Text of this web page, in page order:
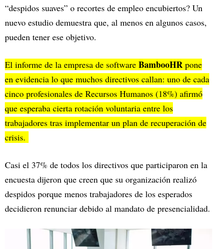
“despidos suaves” o recortes de empleo encubiertos? Un
nuevo estudio demuestra que, al menos en algunos casos,
pueden tener ese objetivo.
El informe de la empresa de software BambooHR pone
en evidencia lo que muchos directivos callan: uno de cada
cinco profesionales de Recursos Humanos (18%) afirmó
que esperaba cierta rotación voluntaria entre los
trabajadores tras implementar un plan de recuperación de
crisis.
Casi el 37% de todos los directivos que participaron en la
encuesta dijeron que creen que su organización realizó
despidos porque menos trabajadores de los esperados
decidieron renunciar debido al mandato de presencialidad.